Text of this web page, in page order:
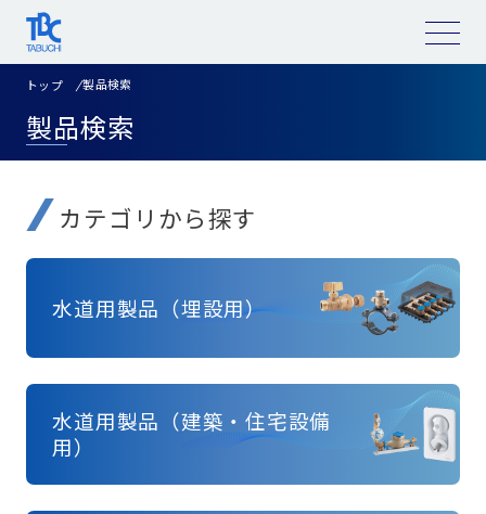
製品検索
トップ 製品検索
カテゴリから探す
水道用製品（埋設用）
水道用製品（建築・住宅設備
用）